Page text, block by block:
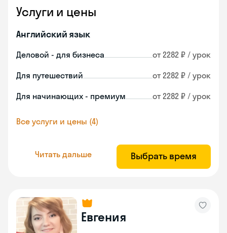
Услуги и цены
Английский язык
Деловой - для бизнеса от 2282 ₽ / урок
Для путешествий от 2282 ₽ / урок
Для начинающих - премиум от 2282 ₽ / урок
Все услуги и цены (4)
Читать дальше Выбрать время
Евгения